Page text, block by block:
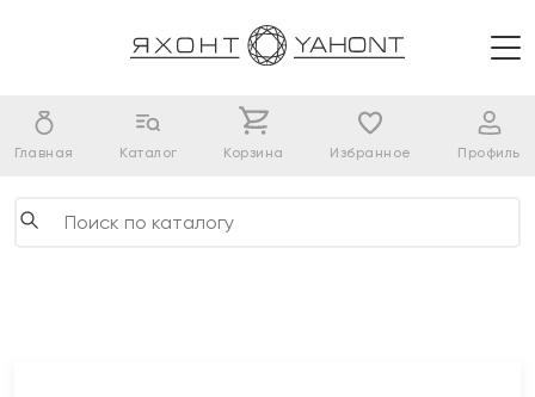
Главная Каталог Корзина Избранное Профиль